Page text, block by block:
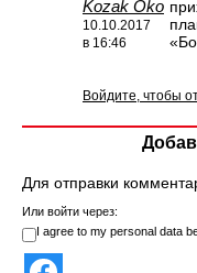
Kozak Oko
10.10.2017
в 16:46
Войдите, чтобы
Для отправки
Или войти через:
I agree to my personal data